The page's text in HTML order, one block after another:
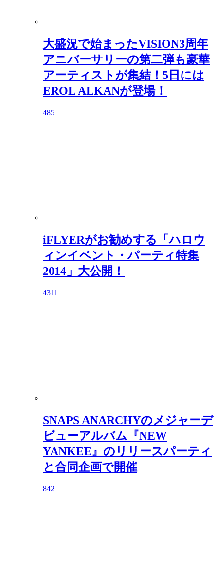
大盛況で始まったVISION3周年
アニバーサリーの第二弾も豪華
アーティストが集結！5日には
EROL ALKANが登場！
485
iFLYERがお勧めする「ハロウ
ィンイベント・パーティ特集
2014」大公開！
4311
SNAPS ANARCHYのメジャーデ
ビューアルバム『NEW
YANKEE』のリリースパーティ
と合同企画で開催
842